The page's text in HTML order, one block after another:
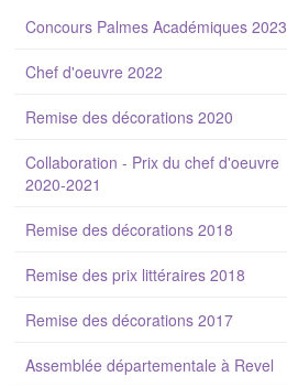
Concours Palmes Académiques 2023
Chef d'oeuvre 2022
Remise des décorations 2020
Collaboration - Prix du chef d'oeuvre
2020-2021
Remise des décorations 2018
Remise des prix littéraires 2018
Remise des décorations 2017
Assemblée départementale à Revel